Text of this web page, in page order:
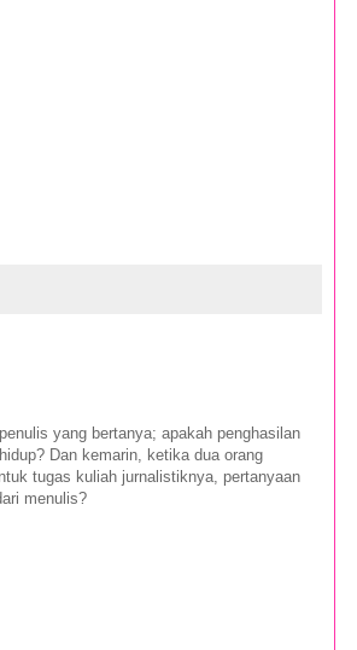
yang bertanya; apakah penghasilan
Dan kemarin, ketika dua orang
tugas kuliah jurnalistiknya, pertanyaan
menulis?